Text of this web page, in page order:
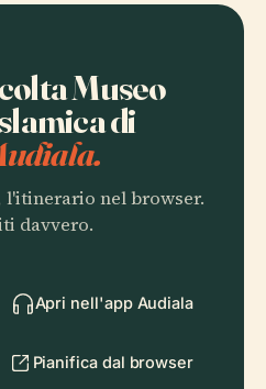
Museo
di
l'itinerario nel browser.
davvero.
Apri nell'app Audiala
Pianifica dal browser